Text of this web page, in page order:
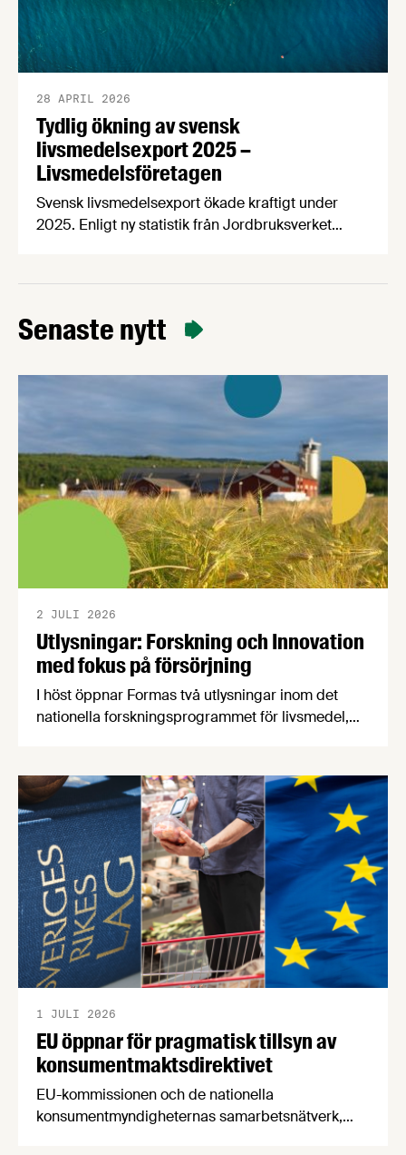
Tydlig ökning av svensk
livsmedelsexport 2025 –
Livsmedelsföretagen
28 APRIL 2026
Svensk livsmedelsexport ökade kraftigt under
2025. Enligt ny statistik från Jordbruksverket
12 procent jämfört med året innan. Samtidigt ökar
exportpotentialen inte tillvaratas fullt ut.
Senaste nytt
Utlysningar: Forskning och Innovation
med fokus på försörjning
2 JULI 2026
I höst öppnar Formas två utlysningar inom det
nationella forskningsprogrammet för livsmedel,
en motståndskraftig livsmedelsförsörjning", och
båda syftar till att bana väg för innovationer som
stärker Sveriges livsmedelsförsörjning.
EU öppnar för pragmatisk tillsyn av
konsumentmaktsdirektivet
1 JULI 2026
EU-kommissionen och de nationella
konsumentmyndigheternas samarbetsnätverk,